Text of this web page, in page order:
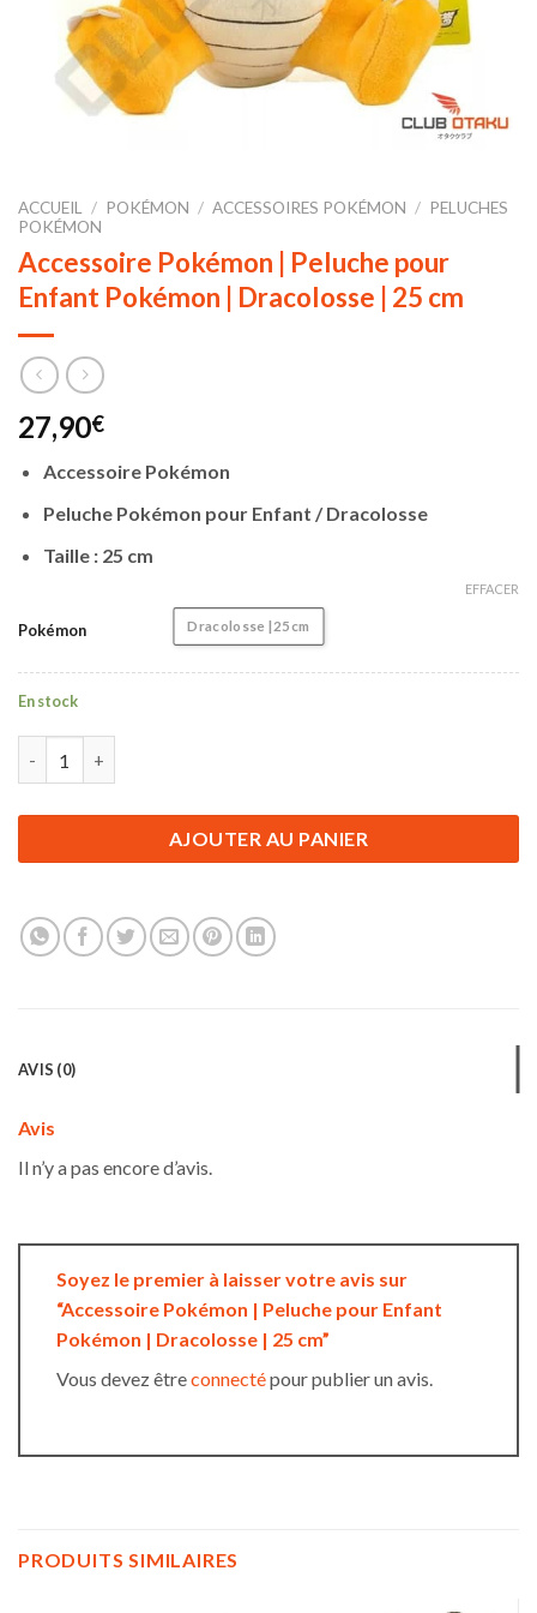
ACCUEIL / POKÉMON / ACCESSOIRES POKÉMON / PELUCHES
POKÉMON
Accessoire Pokémon | Peluche pour
Enfant Pokémon | Dracolosse | 25 cm
27,90€
Accessoire Pokémon
Peluche Pokémon pour Enfant / Dracolosse
Taille : 25 cm
Pokémon Dracolosse | 25 cm
EFFACER
En stock
AJOUTER AU PANIER
AVIS (0)
Avis
Il n’y a pas encore d’avis.
Soyez le premier à laisser votre avis sur
“Accessoire Pokémon | Peluche pour Enfant
Pokémon | Dracolosse | 25 cm”
Vous devez êtreconnectépour publier un avis.
PRODUITS SIMILAIRES